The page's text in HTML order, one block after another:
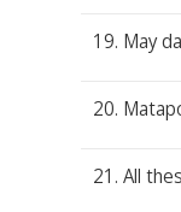
19. May
20.
21. All